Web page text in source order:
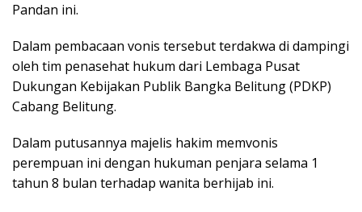
Pandan ini.
Dalam pembacaan vonis tersebut terdakwa di dampingi
oleh tim penasehat hukum dari Lembaga Pusat
Dukungan Kebijakan Publik Bangka Belitung (PDKP)
Cabang Belitung.
Dalam putusannya majelis hakim memvonis
perempuan ini dengan hukuman penjara selama 1
tahun 8 bulan terhadap wanita berhijab ini.